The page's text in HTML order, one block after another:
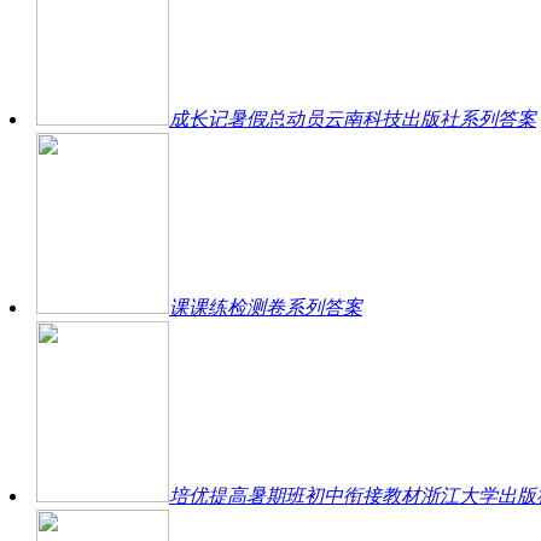
成长记暑假总动员云南科技出版社系列答案
课课练检测卷系列答案
培优提高暑期班初中衔接教材浙江大学出